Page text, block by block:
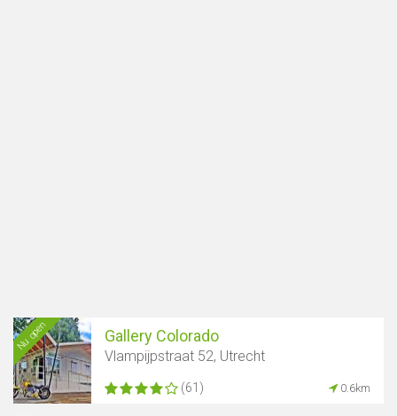
Nu open Gallery Colorado
Vlampijpstraat 52, Utrecht
(61) 0.6km